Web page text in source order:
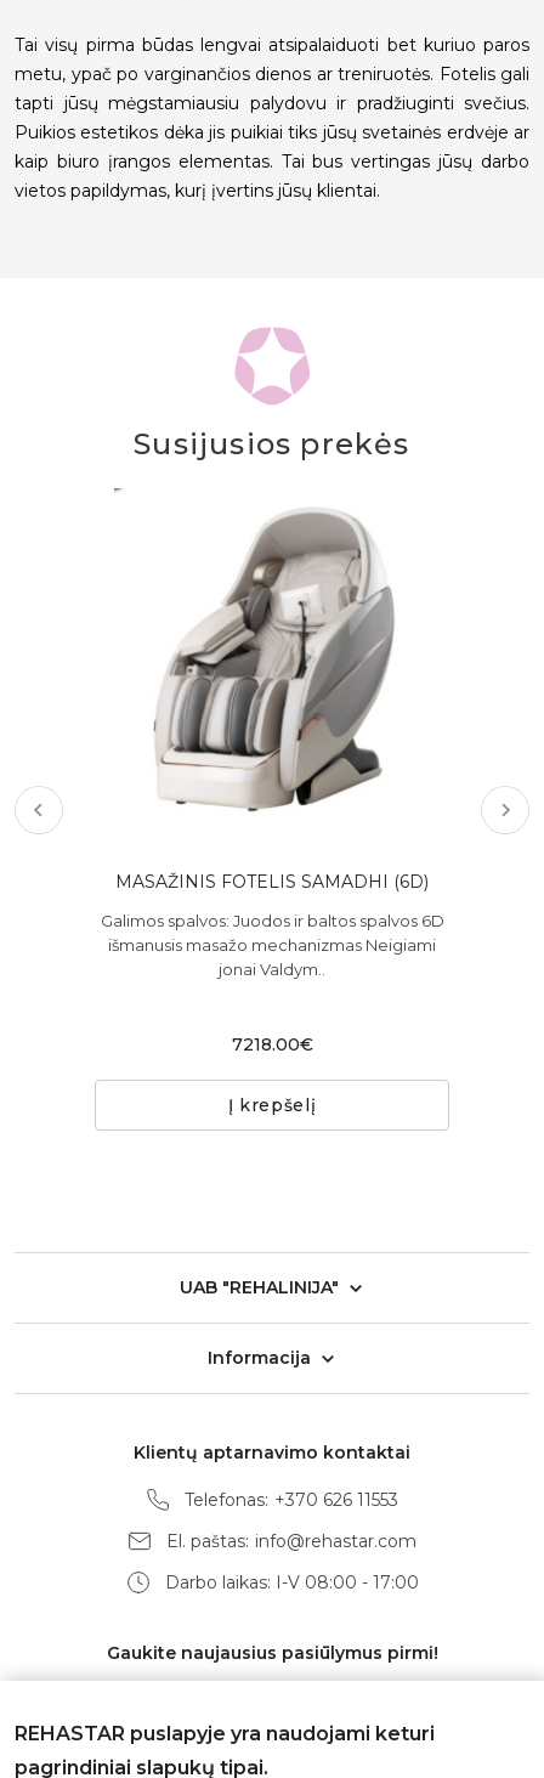
Tai visų pirma būdas lengvai atsipalaiduoti bet kuriuo paros
metu, ypač po varginančios dienos ar treniruotės. Fotelis gali
tapti jūsų mėgstamiausiu palydovu ir pradžiuginti svečius.
Puikios estetikos dėka jis puikiai tiks jūsų svetainės erdvėje ar
kaip biuro įrangos elementas. Tai bus vertingas jūsų darbo
vietos papildymas, kurį įvertins jūsų klientai.
Susijusios prekės
MASAŽINIS FOTELIS SAMADHI (6D)
Galimos spalvos: Juodos ir baltos spalvos 6D
išmanusis masažo mechanizmas Neigiami
jonai Valdym..
7218.00€
Į krepšelį
UAB "REHALINIJA"
Informacija
Klientų aptarnavimo kontaktai
Telefonas: +370 626 11553
El. paštas: info@rehastar.com
Darbo laikas: I-V 08:00 - 17:00
Gaukite naujausius pasiūlymus pirmi!
REHASTAR puslapyje yra naudojami keturi
pagrindiniai slapukų tipai.